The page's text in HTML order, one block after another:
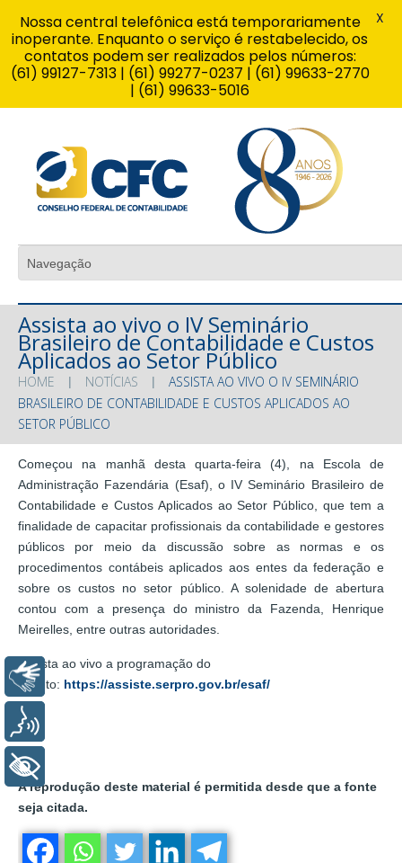
Assista ao vivo o IV Seminário
Brasileiro de Contabilidade e Custos
Aplicados ao Setor Público
HOME NOTÍCIAS
ASSISTA AO VIVO O IV SEMINÁRIO
BRASILEIRO DE CONTABILIDADE E CUSTOS APLICADOS AO
SETOR PÚBLICO
Começou na manhã desta quarta-feira (4), na Escola de
Administração Fazendária (Esaf), o IV Seminário Brasileiro de
Contabilidade e Custos Aplicados ao Setor Público, que tem a
finalidade de capacitar profissionais da contabilidade e gestores
públicos por meio da discussão sobre as normas e os
procedimentos contábeis aplicados aos entes da federação e
sobre os custos no setor público. A solenidade de abertura
contou com a presença do ministro da Fazenda, Henrique
Meirelles, entre outras autoridades.
Assista ao vivo a programação do
evento: https://assiste.serpro.gov.br/esaf/
A reprodução deste material é permitida desde que a fonte
seja citada.
Nossa central telefônica está temporariamente
inoperante. Enquanto o serviço é restabelecido, os
contatos podem ser realizados pelos números:
(61) 99127-7313 | (61) 99277-0237 | (61) 99633-2770
| (61) 99633-5016
X
Libras